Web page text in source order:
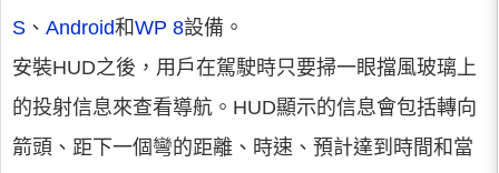
S 、 Android和WP 8設備。
安裝HUD之後，用戶在駕駛時只要掃一眼擋風玻璃上
的投射信息來查看導航。HUD顯示的信息會包括轉向
箭頭、距下一個彎的距離、時速、預計達到時間和當